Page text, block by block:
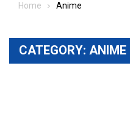
Home Anime
CATEGORY: ANIME